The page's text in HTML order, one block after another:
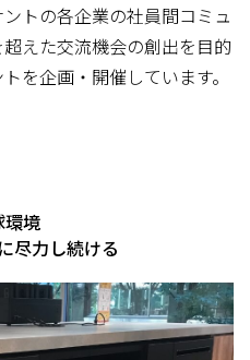
トの各企業の社員間コミュ
えた交流機会の創出を目的
を企画・開催しています。
環境
尽力し続ける